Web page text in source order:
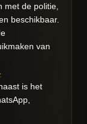
met de politie,
beschikbaar.
van
is het